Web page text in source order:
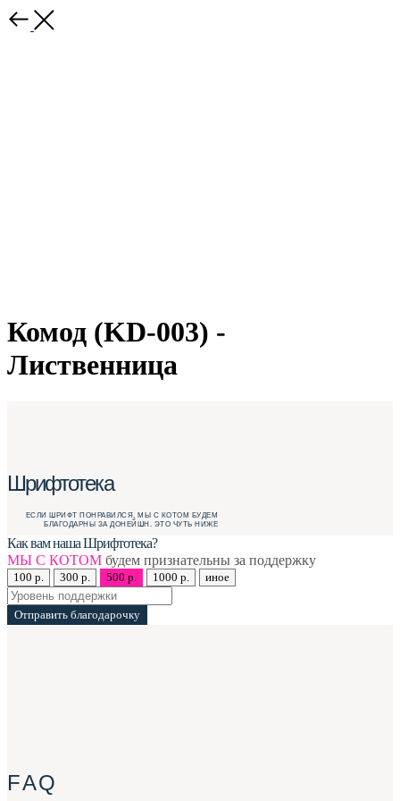
Комод (KD-003) -
Лиственница
Шрифтотека
ЕСЛИ ШРИФТ ПОНРАВИЛСЯ, МЫ С КОТОМ БУДЕМ
БЛАГОДАРНЫ ЗА ДОНЕЙШН. ЭТО ЧУТЬ НИЖЕ
Как вам наша Шрифтотека?
МЫ С КОТОМ будем признательны за поддержку
100 р. 300 р. 500 р. 1000 р. иное
Отправить благодарочку
F A Q